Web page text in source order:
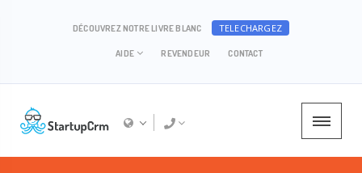
DÉCOUVREZ NOTRE LIVRE BLANC TELECHARGEZ
AIDE REVENDEUR CONTACT